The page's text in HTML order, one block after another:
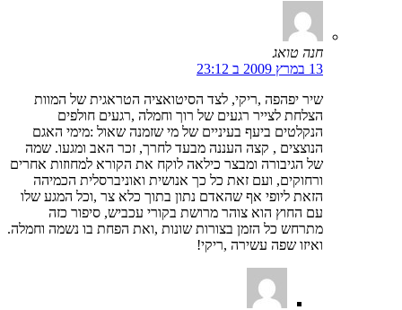
חנה טואג
13 במרץ 2009 ב 23:12
שיר יפהפה ,ריקי, לצד הסיטואציה הטראגית של המוות
הצלחת לצייר רגעים של רוך וחמלה ,רגעים חולפים
הנקלטים ביעף בעיניים של מי שזמנה שאול :מימי האגם
הנוצצים , קצה העננה מבעד לחרך, זכר האב ומגעו. שמה
של הגיבורה ומבצר כילאה לוקח את הקורא למחוזות אחרים
ורחוקים, ועם זאת כל כך אנושית ואוניברסלית הכמיהה
הזאת ליופי אף שהאדם נתון בתוך כלא צר ,וכל המגע שלו
עם החוץ הוא צוהר מרושת בקורי עכביש, סיפור כזה
מתרחש כל הזמן בצורות שונות ,ואת הפחת בו נשמה וחמלה.
ואיזו שפה עשירה ,ריקי!